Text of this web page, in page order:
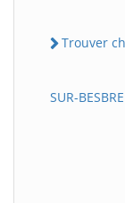
Trouver
SUR-BESBRE